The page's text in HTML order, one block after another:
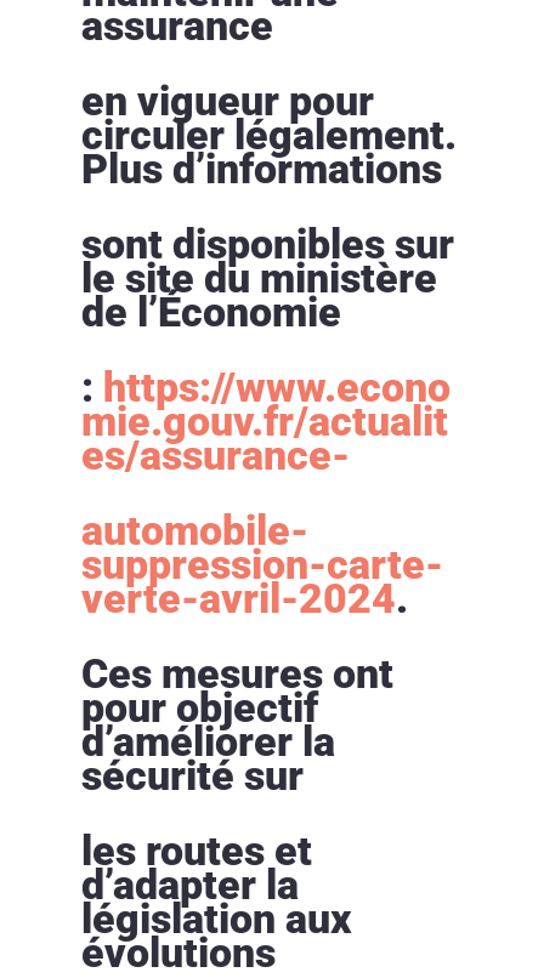
assurance
en vigueur pour
circuler légalement.
Plus d’informations
sont disponibles sur
le site du ministère
de l’Économie
: https://www.econo
mie.gouv.fr/actualit
es/assurance-
automobile-
suppression-carte-
verte-avril-2024.
Ces mesures ont
pour objectif
d’améliorer la
sécurité sur
les routes et
d’adapter la
législation aux
évolutions